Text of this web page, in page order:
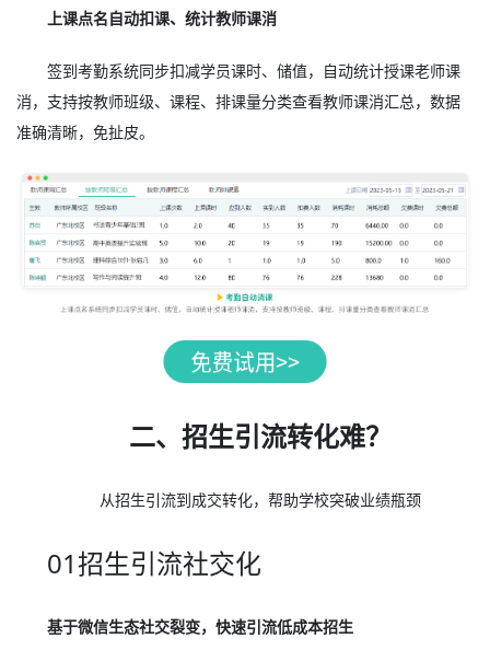
上课点名自动扣课、统计教师课消
签到考勤系统同步扣减学员课时、储值，自动统计授课老师课
消，支持按教师班级、课程、排课量分类查看教师课消汇总，数据
准确清晰，免扯皮。
二、招生引流转化难？
从招生引流到成交转化，帮助学校突破业绩瓶颈
01招生引流社交化
基于微信生态社交裂变，快速引流低成本招生